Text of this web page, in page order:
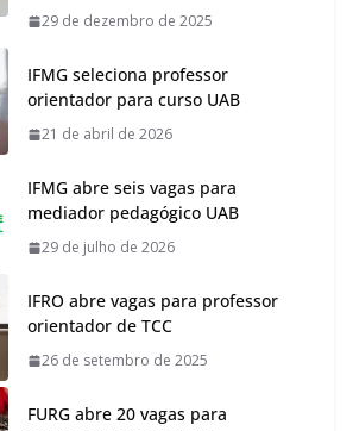
29 de dezembro de 2025
IFMG seleciona professor
orientador para curso UAB
21 de abril de 2026
IFMG abre seis vagas para
mediador pedagógico UAB
29 de julho de 2026
IFRO abre vagas para professor
orientador de TCC
26 de setembro de 2025
FURG abre 20 vagas para